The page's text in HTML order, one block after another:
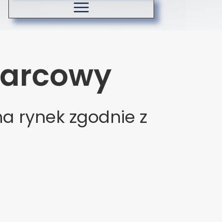
Koszty dostawy
rynek zgodnie z